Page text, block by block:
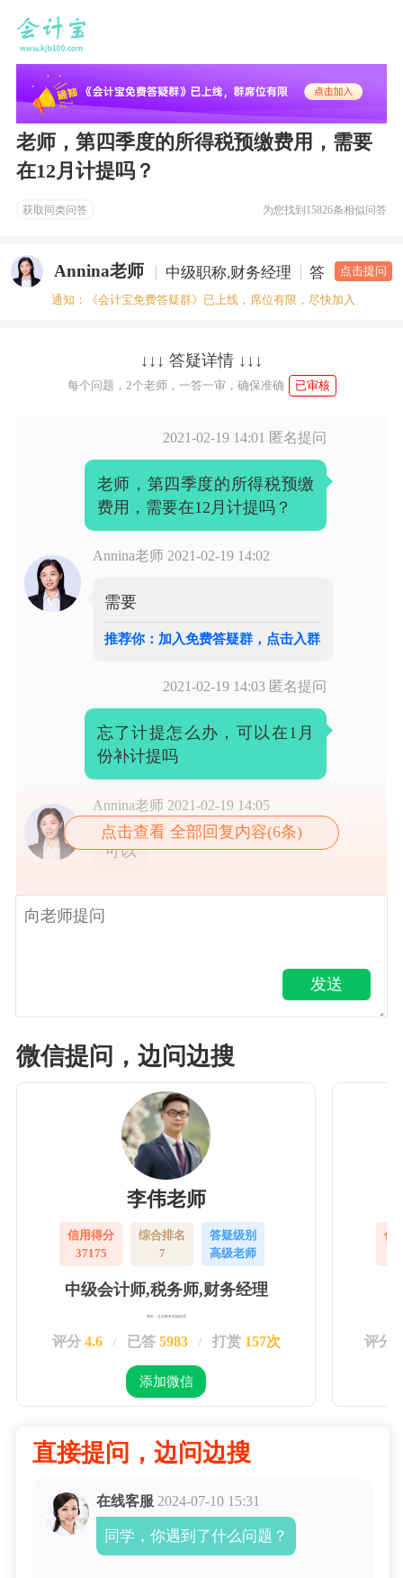
老师，第四季度的所得税预缴费用，需要
在12月计提吗？
获取同类问答 为您找到15826条相似问答
Annina老师 中级职称,财务经理 答疑老师
点击提问
通知：《会计宝免费答疑群》已上线，席位有限，尽快加入
↓↓↓ 答疑详情 ↓↓↓
每个问题，2个老师，一答一审，确保准确 已审核
2021-02-19 14:01 匿名提问
老师，第四季度的所得税预缴
费用，需要在12月计提吗？
Annina老师 2021-02-19 14:02
需要
推荐你：加入免费答疑群，点击入群
2021-02-19 14:03 匿名提问
忘了计提怎么办，可以在1月
份补计提吗
Annina老师 2021-02-19 14:05
可以
点击查看 全部回复内容(6条)
发送
微信提问，边问边搜
李伟老师
信用得分
37175
综合排名
7
答疑级别
高级老师
中级会计师,税务师,财务经理
擅长：企业账务实操处理
评分 4.6 / 已答 5983 / 打赏 157次
添加微信
信
评分
直接提问，边问边搜
在线客服 2024-07-10 15:31
同学，你遇到了什么问题？